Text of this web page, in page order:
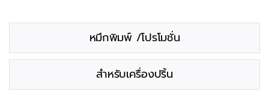
หมึกพิมพ์ /โปรโมชั่น
สำหรับเครื่องปริ้น